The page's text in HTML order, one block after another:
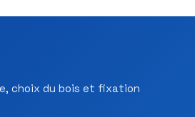
choix du bois et fixation